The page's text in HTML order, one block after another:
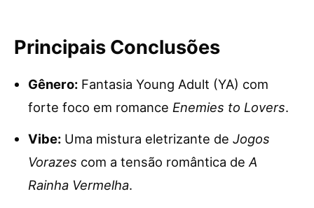
Principais Conclusões
Gênero: Fantasia Young Adult (YA) com
forte foco em romance Enemies to Lovers.
Vibe: Uma mistura eletrizante de Jogos
Vorazes com a tensão romântica de A
Rainha Vermelha.